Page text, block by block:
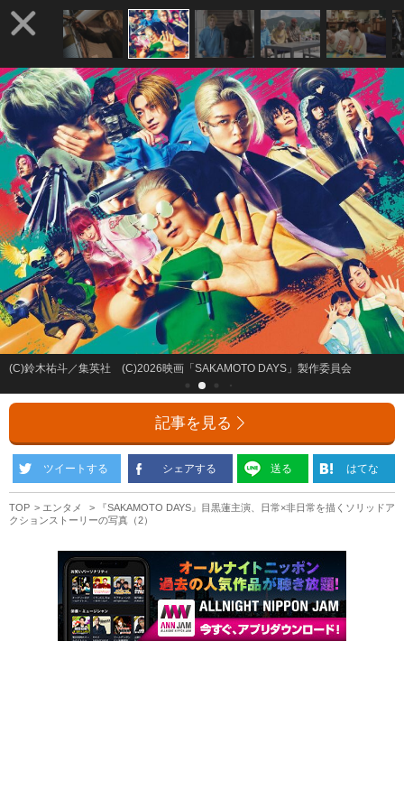
(C)鈴木祐斗／集英社 (C)2026映画「SAKAMOTO DAYS」製作委員会
記事を見る
ツイートする シェアする 送る はてな
TOP エンタメ
『SAKAMOTO DAYS』目黒蓮主演、日常×非日常を描くソリッドア
クションストーリーの写真（2）